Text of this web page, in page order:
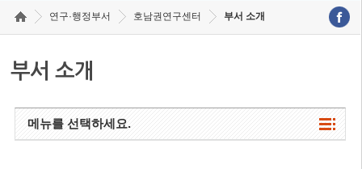
연구·행정부서 호남권연구센터 부서 소개
부서 소개
메뉴를 선택하세요.